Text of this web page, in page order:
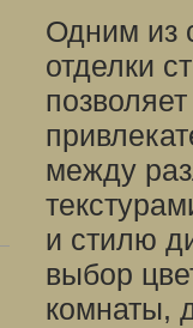
Одним из
отделки
между
и стилю
выбор
комнаты,